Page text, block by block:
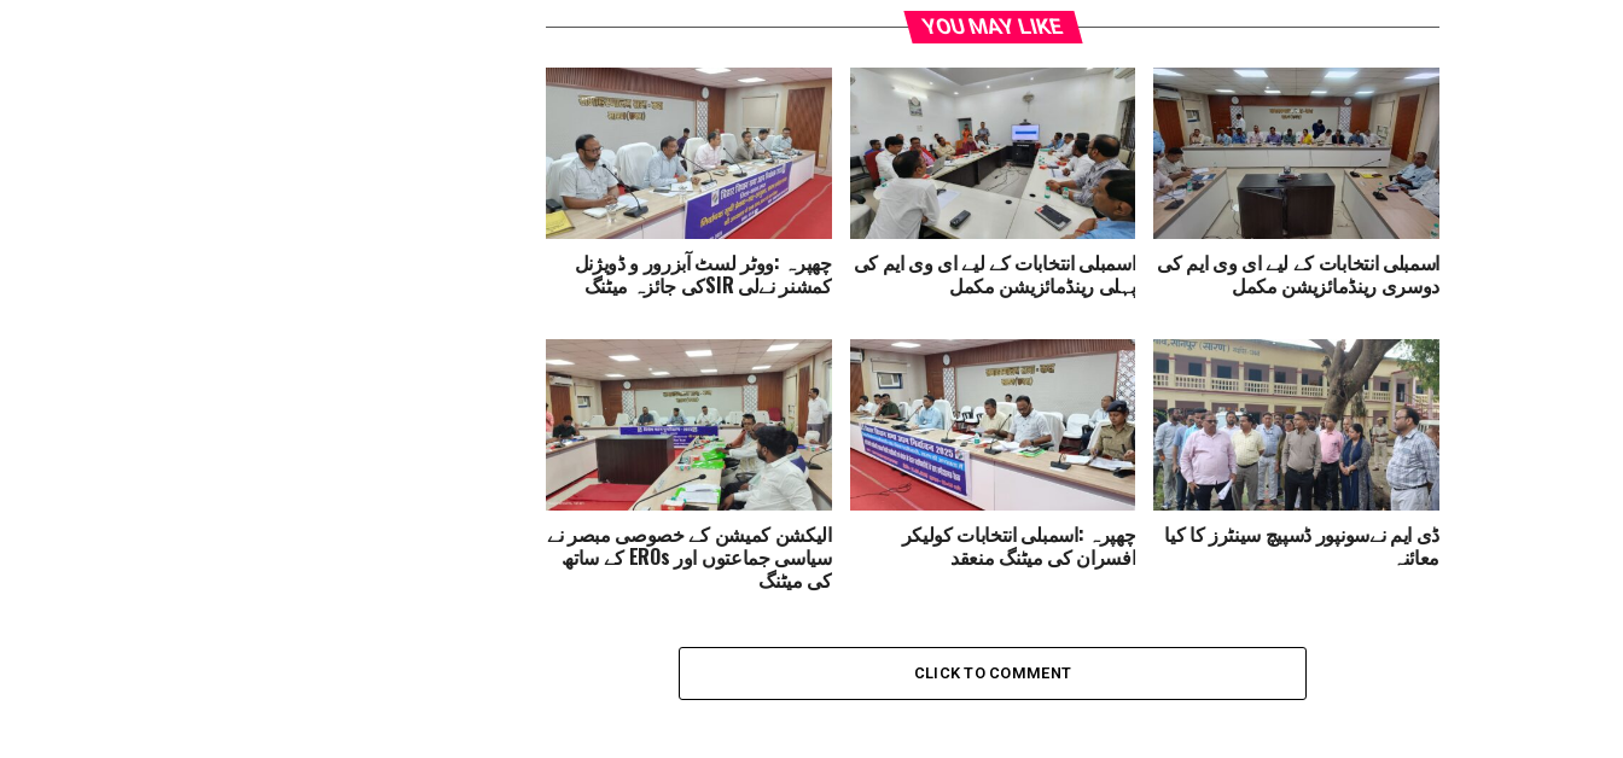
YOU MAY LIKE
اسمبلی انتخابات کے لیے ای وی ایم کی
دوسری رینڈمائزیشن مکمل
اسمبلی انتخابات کے لیے ای وی ایم کی
پہلی رینڈمائزیشن مکمل
چھپرہ :ووٹر لسٹ آبزرور و ڈویژنل
کمشنر نےلی SIRکی جائزہ میٹنگ
ڈی ایم نےسونپور ڈسپیچ سینٹرز کا کیا
معائنہ
چھپرہ :اسمبلی انتخابات کولیکر
افسران کی میٹنگ منعقد
الیکشن کمیشن کے خصوصی مبصر نے
سیاسی جماعتوں اور EROs کے ساتھ
کی میٹنگ
CLICK TO COMMENT